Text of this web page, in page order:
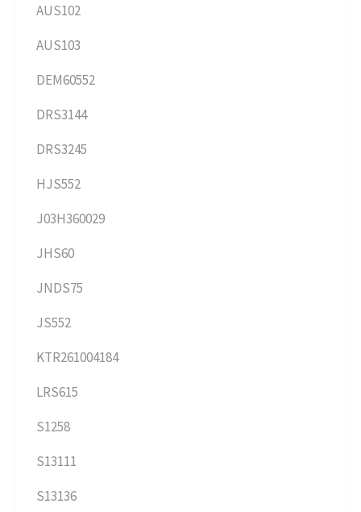
AUS102
AUS103
DEM60552
DRS3144
DRS3245
HJS552
J03H360029
JHS60
JNDS75
JS552
KTR261004184
LRS615
S1258
S13111
S13136